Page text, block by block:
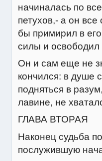
начиналась по
петухов,- а он
бы примирил в
силы и освободил
Он и сам еще не
кончился: в душе
подняться в
лавине, не
ГЛАВА ВТОРАЯ
Hаконец судьба
послужившую